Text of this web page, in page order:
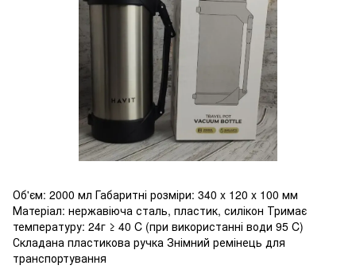
Об'єм: 2000 мл Габаритні розміри: 340 x 120 x 100 мм
Матеріал: нержавіюча сталь, пластик, силікон Тримає
температуру: 24г ≥ 40 C (при використанні води 95 C)
Складана пластикова ручка Знімний ремінець для
транспортування